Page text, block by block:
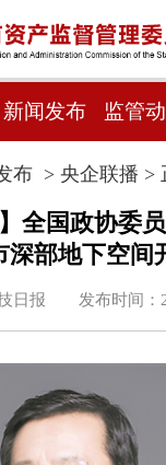
新闻发布 监管
布> 央企联播 >
全国政协委
深部地下空间
日报 发布时间：